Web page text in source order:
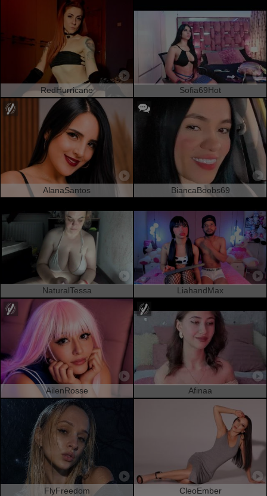
RedHurricane Sofia69Hot
AlanaSantos BiancaBoobs69
NaturalTessa LiahandMax
AilenRosse Afinaa
FlyFreedom CleoEmber